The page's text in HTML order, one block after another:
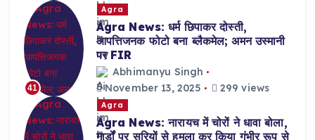
41
Agra
Agra News: धर्म छिपाकर दोस्ती,
आपत्तिजनक फोटो बना ब्लैकमेल; अमन उस्मानी
पर FIR
Abhimanyu Singh
November 13, 2025
299 views
Agra
Agra News: नारायच में चोरों ने धावा बोला,
गार्डों पर सरियों से हमला कर किया गंभीर रूप से